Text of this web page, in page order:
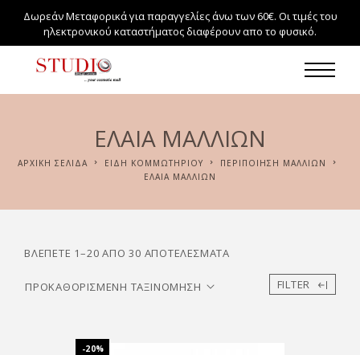
Δωρεάν Μεταφορικά για παραγγελίες άνω των 60€. Οι τιμές του
ηλεκτρονικού καταστήματος διαφέρουν απο το φυσικό.
ΈΛΑΙΑ ΜΑΛΛΙΏΝ
ΑΡΧΙΚΉ ΣΕΛΊΔΑ ΕΙΔΗ ΚΟΜΜΩΤΗΡΙΟΥ
ΠΕΡΙΠΟΙΗΣΗ ΜΑΛΛΙΩΝ
ΈΛΑΙΑ ΜΑΛΛΙΏΝ
ΒΛΈΠΕΤΕ 1–20 ΑΠΌ 30 ΑΠΟΤΕΛΈΣΜΑΤΑ
FILTER
-20%